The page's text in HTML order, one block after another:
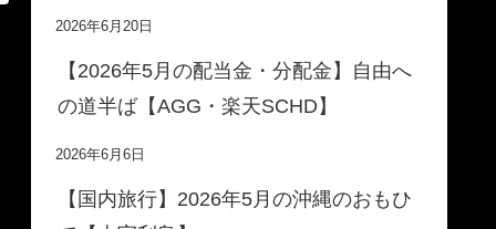
2026年6月20日
【2026年5月の配当金・分配金】自由へ
の道半ば【AGG・楽天SCHD】
2026年6月6日
【国内旅行】2026年5月の沖縄のおもひ